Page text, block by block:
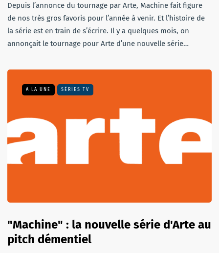
Depuis l’annonce du tournage par Arte, Machine fait figure
de nos très gros favoris pour l’année à venir. Et l’histoire de
la série est en train de s’écrire. Il y a quelques mois, on
annonçait le tournage pour Arte d’une nouvelle série…
A LA UNE SÉRIES TV
"Machine" : la nouvelle série d'Arte au
pitch démentiel